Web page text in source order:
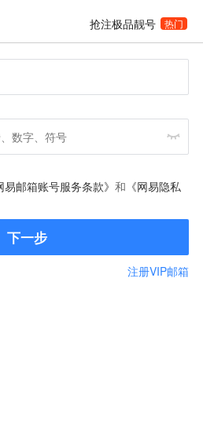
抢注极品靓号 热门
易邮箱账号服务条款》 和 《网易隐私
下一步
注册VIP邮箱